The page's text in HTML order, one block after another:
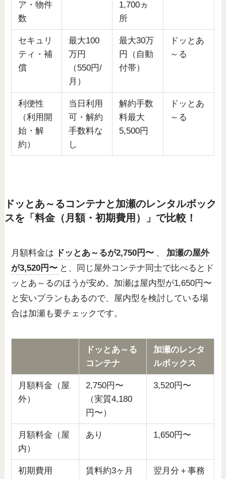
ア・物件
数
1,700ヵ
所
セキュリ
ティ・補
償
最大100
万円
（550円/
月）
最大30万
円（自動
付帯）
ドッとあ
～る
利便性
（利用開
始・解
約）
当日利用
可・解約
手数料な
し
解約手数
料最大
5,500円
ドッとあ
～る
ドッとあ～るコンテナと加瀬のレンタルボック
スを「料金（月額・初期費用）」で比較！
月額料金は ドッとあ～るが2,750円〜 、
加瀬の屋外
が3,520円〜 と、同じ屋外コンテナ同士で比べるとド
ッとあ～るのほうが安め。加瀬は屋内型が1,650円〜
と安いプランもあるので、屋内型を検討している場
合は加瀬も要チェックです。
ドッとあ～る
コンテナ
加瀬のレンタ
ルボックス
月額料金（屋
外）
2,750円〜
（実質4,180
円〜）
3,520円〜
月額料金（屋
内）
あり 1,650円〜
初期費用
賃料約3ヶ月
翌月分＋事務